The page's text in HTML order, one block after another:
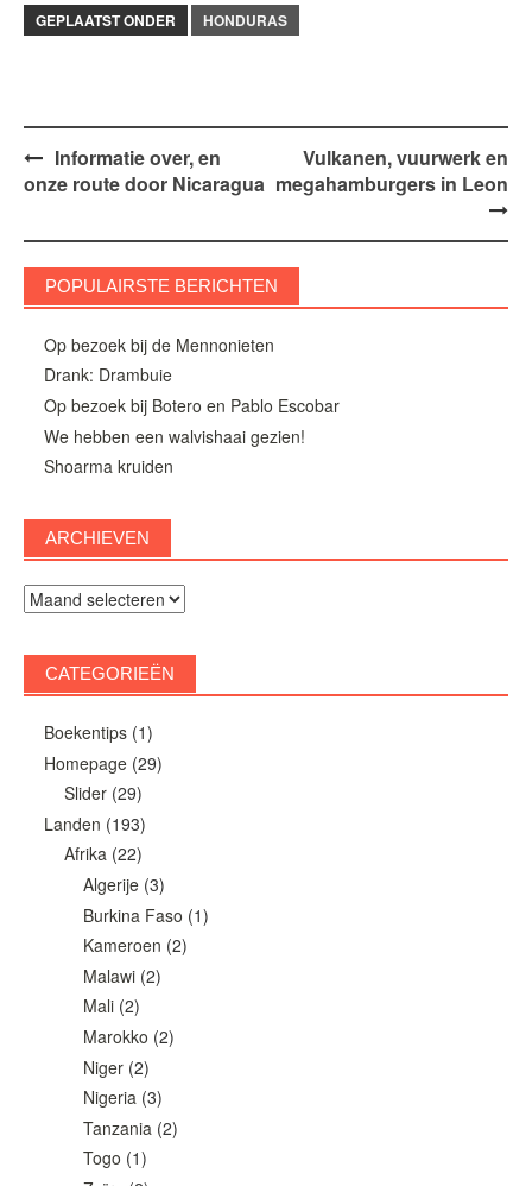
GEPLAATST ONDER HONDURAS
Bericht
navigatie
Informatie over, en
onze route door Nicaragua
Vulkanen, vuurwerk en
megahamburgers in Leon
POPULAIRSTE BERICHTEN
Op bezoek bij de Mennonieten
Drank: Drambuie
Op bezoek bij Botero en Pablo Escobar
We hebben een walvishaai gezien!
Shoarma kruiden
ARCHIEVEN
Archieven
CATEGORIEËN
Boekentips(1)
Homepage(29)
Slider(29)
Landen (193)
Afrika(22)
Algerije (3)
Burkina Faso (1)
Kameroen (2)
Malawi (2)
Mali (2)
Marokko (2)
Niger (2)
Nigeria (3)
Tanzania (2)
Togo (1)